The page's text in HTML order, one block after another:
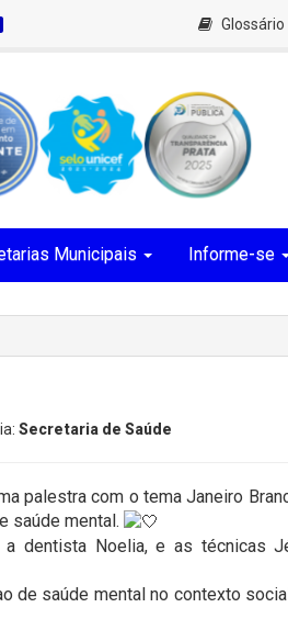
Glossário
Municipais Informe-se
Secretaria de Saúde
palestra com o tema Janeiro
saúde mental.
a dentista Noelia, e as técnicas
de saúde mental no contexto